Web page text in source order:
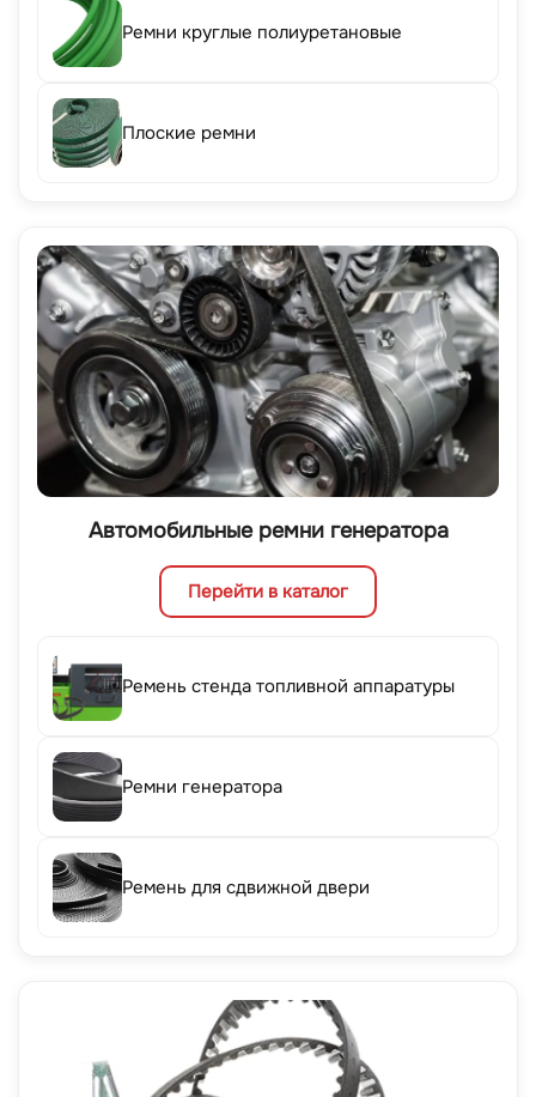
Ремни круглые полиуретановые
Плоские ремни
Автомобильные ремни генератора
Перейти в каталог
Ремень стенда топливной аппаратуры
Ремни генератора
Ремень для сдвижной двери